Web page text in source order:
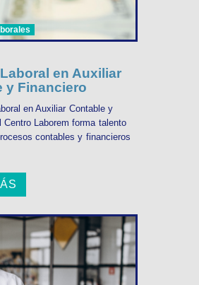
en Auxiliar
y Financiero
en Auxiliar Contable y
Centro Laborem forma talento
contables y financieros